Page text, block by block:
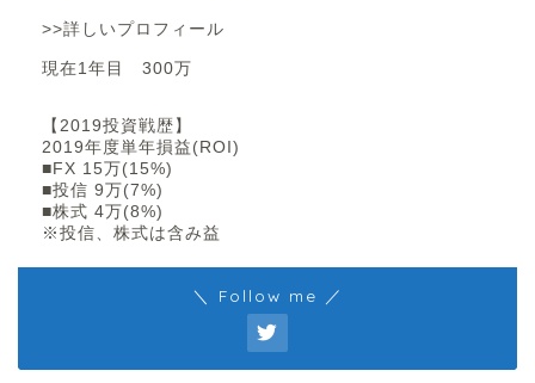
>>詳しいプロフィール
現在1年目 300万
【2019投資戦歴】
2019年度単年損益(ROI)
■FX 15万(15%)
■投信 9万(7%)
■株式 4万(8%)
※投信、株式は含み益
＼ Follow me ／